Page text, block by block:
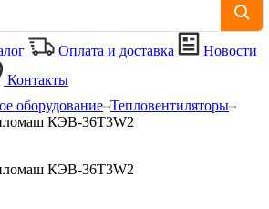
Оплата и доставка
Новости
Контакты
оборудование Тепловентиляторы
КЭВ-36Т3W2
КЭВ-36Т3W2